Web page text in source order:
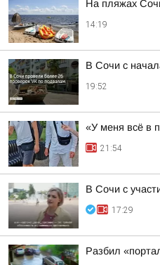
На пляжах
14:19
В Сочи с
19:52
«У меня всё в
21:54
В Сочи с
17:29
Разбил